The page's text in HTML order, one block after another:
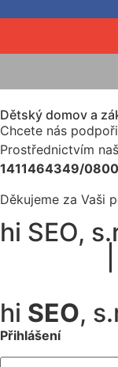
Dětský domov a
Chcete nás
Prostřednictvím
1411464349/0800
Děkujeme za Vaši
hi SEO,
hi SEO,
Přihlášení